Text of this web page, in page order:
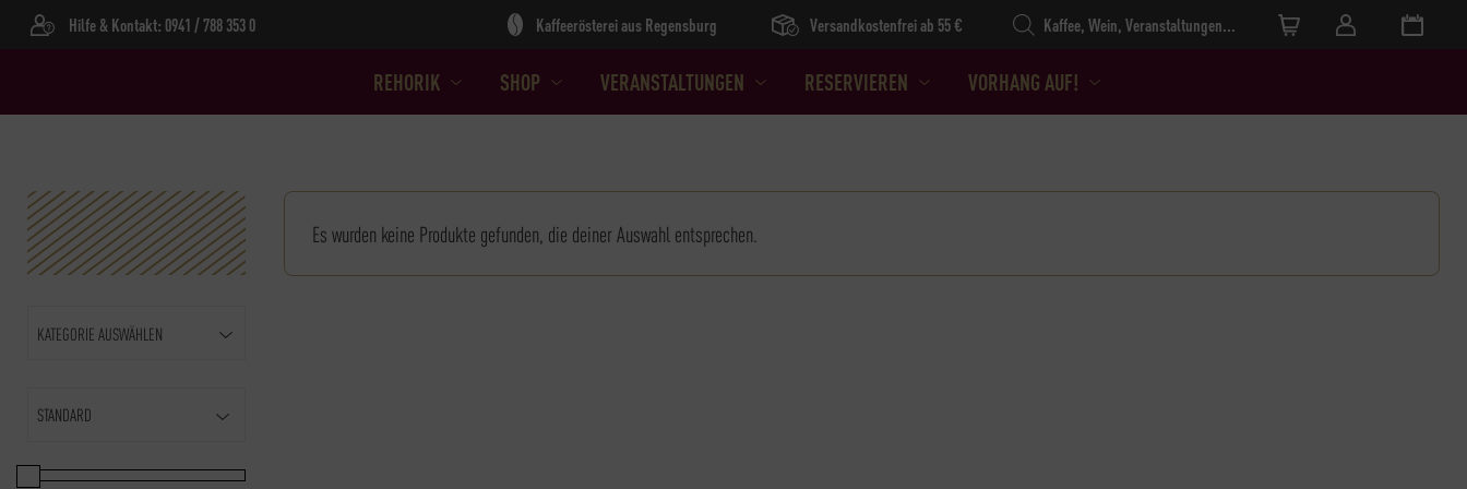
REHORIK SHOP VERANSTALTUNGEN RESERVIEREN VORHANG AUF!
Hilfe & Kontakt: 0941 / 788 353 0 Kaffeerösterei aus Regensburg Versandkostenfrei ab 55 €
Products search
Es wurden keine Produkte gefunden, die deiner Auswahl entsprechen.
KATEGORIE AUSWÄHLEN